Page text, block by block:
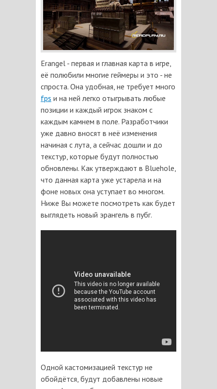
Erangel - первая и главная карта в игре,
её полюбили многие геймеры и это - не
спроста. Она удобная, не требует много
fps и на ней легко отыгрывать любые
позиции и каждый игрок знаком с
каждым камнем в поле. Разработчики
уже давно вносят в неё изменения
начиная с лута, а сейчас дошли и до
текстур, которые будут полностью
обновлены. Как утверждают в Bluehole,
что данная карта уже устарела и на
фоне новых она уступает во многом.
Ниже Вы можете посмотреть как будет
выглядеть новый эрангель в пубг.
Одной кастомизацией текстур не
обойдётся, будут добавлены новые